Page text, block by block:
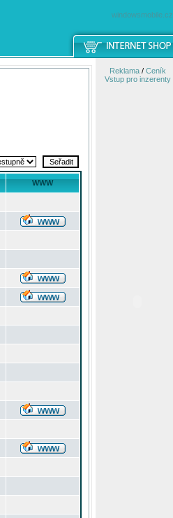
windowsmobile.cz
WWW
Reklama/ Ceník
Vstup pro inzerenty